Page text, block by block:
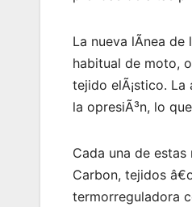
La nueva lÃ­nea
habitual de moto,
tejido elÃ¡stico.
la opresiÃ³n, lo
Cada una de
Carbon, tejidos
termorreguladora